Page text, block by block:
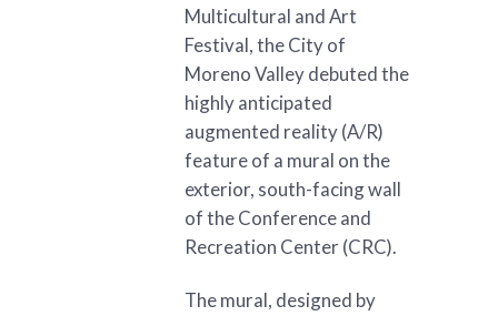
Multicultural and Art
Festival, the City of
Moreno Valley debuted the
highly anticipated
augmented reality (A/R)
feature of a mural on the
exterior, south-facing wall
of the Conference and
Recreation Center (CRC).
The mural, designed by